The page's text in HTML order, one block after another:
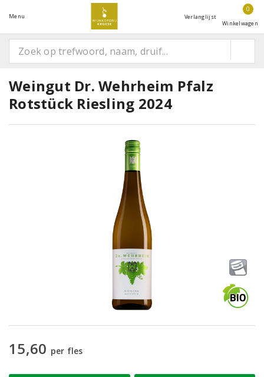
Menu Verlanglijst
0
Winkelwagen
Weingut Dr. Wehrheim Pfalz
Rotstück Riesling 2024
15,60 per fles